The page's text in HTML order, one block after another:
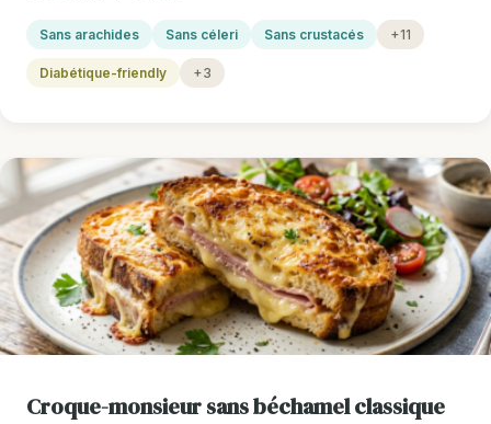
Sans arachides Sans céleri Sans crustacés +11
Diabétique-friendly +3
Croque-monsieur sans béchamel classique